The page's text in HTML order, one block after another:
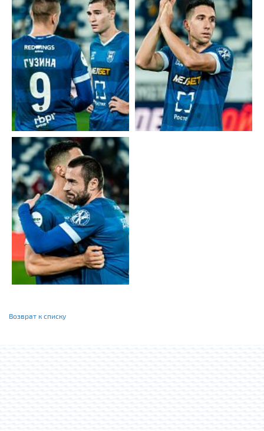
Возврат к списку